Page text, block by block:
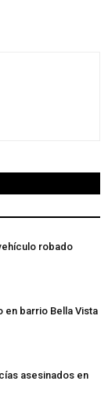
robado
barrio Bella Vista
asesinados en